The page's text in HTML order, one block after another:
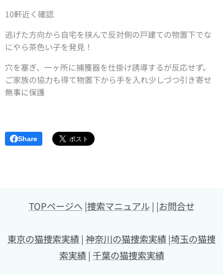
10軒近く確認
逃げた方向から自宅を挟んで反対側の戸建ての物置下でな
にやら茶色い子を発見！
穴を塞ぎ、一ヶ所に捕獲器を仕掛け誘導するが反応せず。
ご家族の協力も得て物置下から手を入れ少しづつ引き寄せ
無事に保護
Share
TOPページへ |捜索マニュアル | |お問合せ
東京の猫捜索実績 | 神奈川の猫捜索実績 |埼玉の猫捜
索実績| 千葉の猫捜索実績